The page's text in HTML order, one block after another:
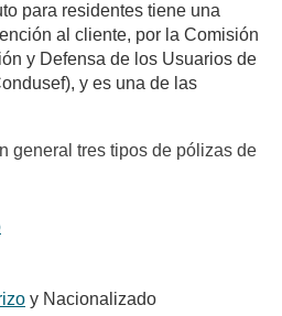
para residentes tiene una
al cliente, por la Comisión
y Defensa de los Usuarios de
y es una de las
general tres tipos de pólizas de
y Nacionalizado